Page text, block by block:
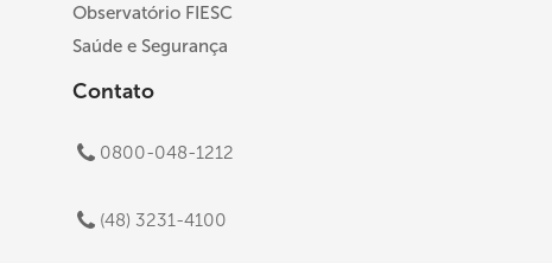
Observatório FIESC
Saúde e Segurança
Contato
0800-048-1212
(48) 3231-4100